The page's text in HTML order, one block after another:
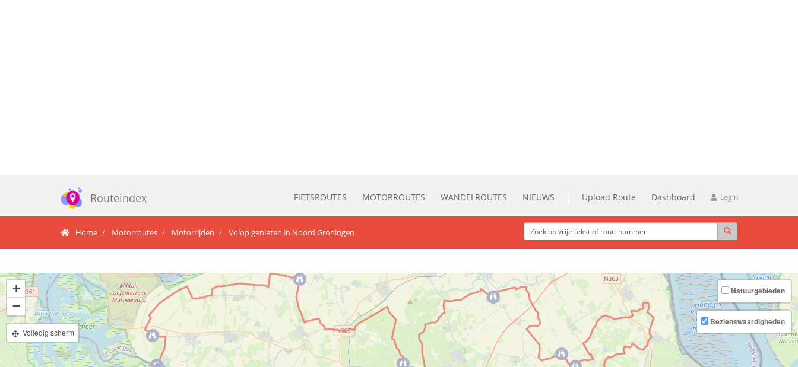
Routeindex FIETSROUTES MOTORROUTES WANDELROUTES NIEUWS Upload Route Dashboard Login
Home Motorroutes Motorrijden Volop genieten in Noord Groningen
+
−
Volledig scherm
Natuurgebieden
Bezienswaardigheden